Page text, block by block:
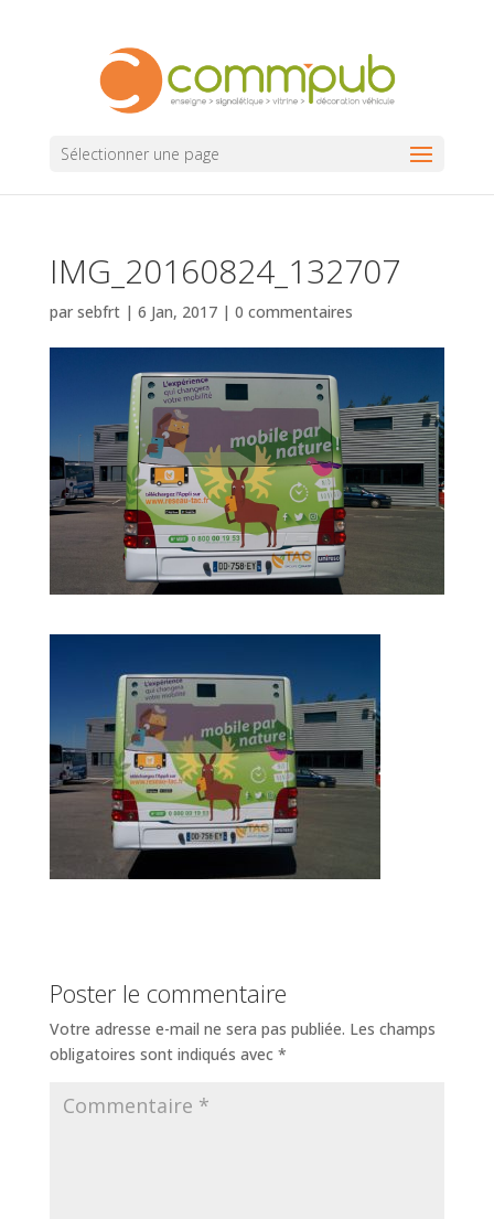
Sélectionner une page
IMG_20160824_132707
par sebfrt| 6 Jan, 2017| 0 commentaires
Poster le commentaire
Votre adresse e-mail ne sera pas publiée. Les champs
obligatoires sont indiqués avec *